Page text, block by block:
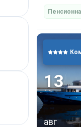
К
йогой,
занятия
баре вам
13
авг